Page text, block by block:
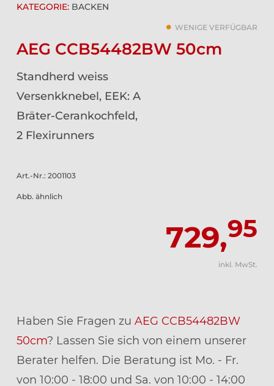
KATEGORIE: BACKEN
WENIGE VERFÜGBAR
AEG CCB54482BW 50cm
Standherd weiss
Versenkknebel, EEK: A
Bräter-Cerankochfeld,
2 Flexirunners
Art.-Nr.: 2001103
Abb. ähnlich
729,95
inkl. MwSt.
Haben Sie Fragen zu AEG CCB54482BW
50cm? Lassen Sie sich von einem unserer
Berater helfen. Die Beratung ist Mo. - Fr.
von 10:00 - 18:00 und Sa. von 10:00 - 14:00